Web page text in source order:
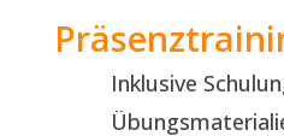
Inklusive